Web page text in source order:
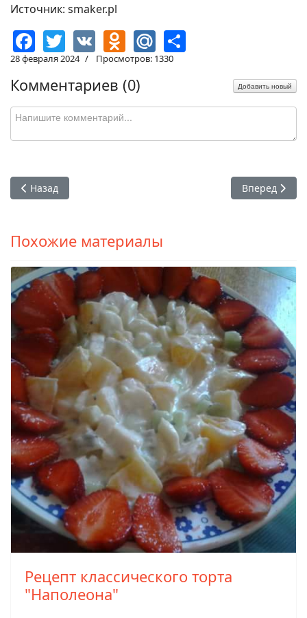
Источник: smaker.pl
Facebook
Twitter
VK Odnoklassniki
Mail.Ru
28 февраля 2024 Просмотров: 1330
Комментариев (0) Добавить новый
Предыдущий: Морковный торт с муссом из манго
Назад Следующий:
Вперед
Похожие материалы
Рецепт классического торта
"Наполеона"